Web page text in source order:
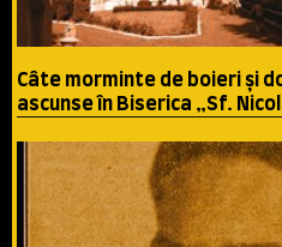
Câte morminte de boieri şi
ascunse în Biserica „Sf.